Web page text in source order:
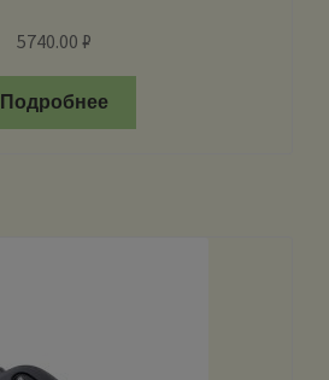
5740.00₽
Подробнее